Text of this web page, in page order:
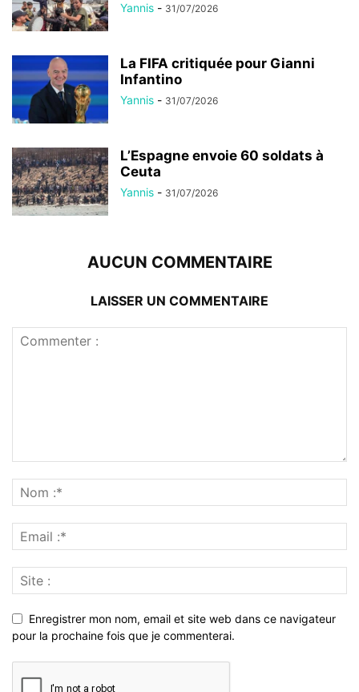
Yannis - 31/07/2026
La FIFA critiquée pour Gianni
Infantino
Yannis - 31/07/2026
L’Espagne envoie 60 soldats à
Ceuta
Yannis - 31/07/2026
AUCUN COMMENTAIRE
LAISSER UN COMMENTAIRE
Enregistrer mon nom, email et site web dans ce navigateur
pour la prochaine fois que je commenterai.